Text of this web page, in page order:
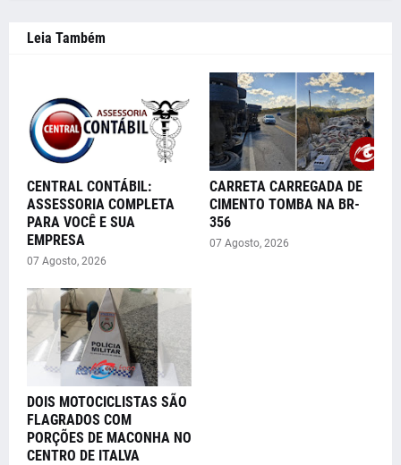
Leia Também
CENTRAL CONTÁBIL:
ASSESSORIA COMPLETA
PARA VOCÊ E SUA
EMPRESA
07 Agosto, 2026
CARRETA CARREGADA DE
CIMENTO TOMBA NA BR-
356
07 Agosto, 2026
DOIS MOTOCICLISTAS SÃO
FLAGRADOS COM
PORÇÕES DE MACONHA NO
CENTRO DE ITALVA